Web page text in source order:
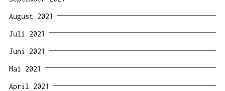
August 2021
Juli 2021
Juni 2021
Mai 2021
April 2021